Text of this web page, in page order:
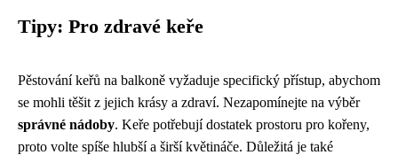
Tipy: Pro zdravé keře
Pěstování keřů na balkoně vyžaduje specifický přístup, abychom
se mohli těšit z jejich krásy a zdraví. Nezapomínejte na výběr
správné nádoby. Keře potřebují dostatek prostoru pro kořeny,
proto volte spíše hlubší a širší květináče. Důležitá je také